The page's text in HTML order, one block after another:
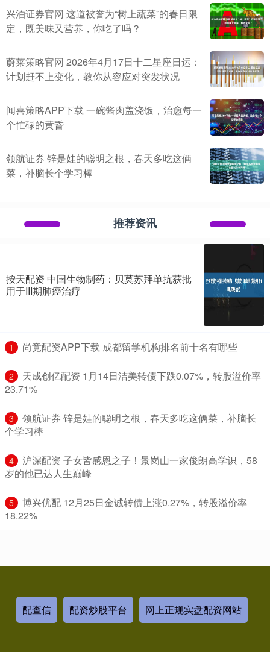
兴泊证券官网 这道被誉为“树上蔬菜”的春日限
定，既美味又营养，你吃了吗？
蔚莱策略官网 2026年4月17日十二星座日运：
计划赶不上变化，教你从容应对突发状况
闻喜策略APP下载 一碗酱肉盖浇饭，治愈每一
个忙碌的黄昏
领航证券 锌是娃的聪明之根，春天多吃这俩
菜，补脑长个学习棒
推荐资讯
按天配资 中国生物制药：贝莫苏拜单抗获批
用于III期肺癌治疗
1 ​尚竞配资APP下载 成都留学机构排名前十名有哪些
2
​天成创亿配资 1月14日洁美转债下跌0.07%，转股溢价率
23.71%
3
​领航证券 锌是娃的聪明之根，春天多吃这俩菜，补脑长
个学习棒
4
​沪深配资 子女皆感恩之子！景岗山一家俊朗高学识，58
岁的他已达人生巅峰
5
​博兴优配 12月25日金诚转债上涨0.27%，转股溢价率
18.22%
配查信 配资炒股平台 网上正规实盘配资网站